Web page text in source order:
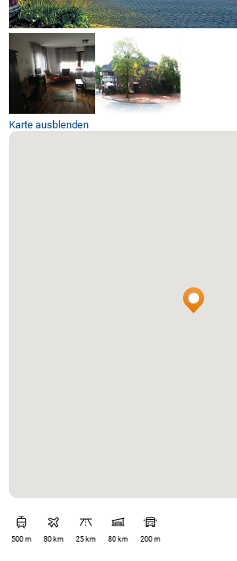
Karte ausblenden
500 m 80 km 25 km 80 km 200 m